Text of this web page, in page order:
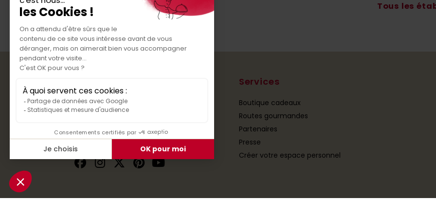
Tous les
Services
Boutique cadeaux
Routes gourmandes
Partenaires
Presse
Créer votre espace personnel